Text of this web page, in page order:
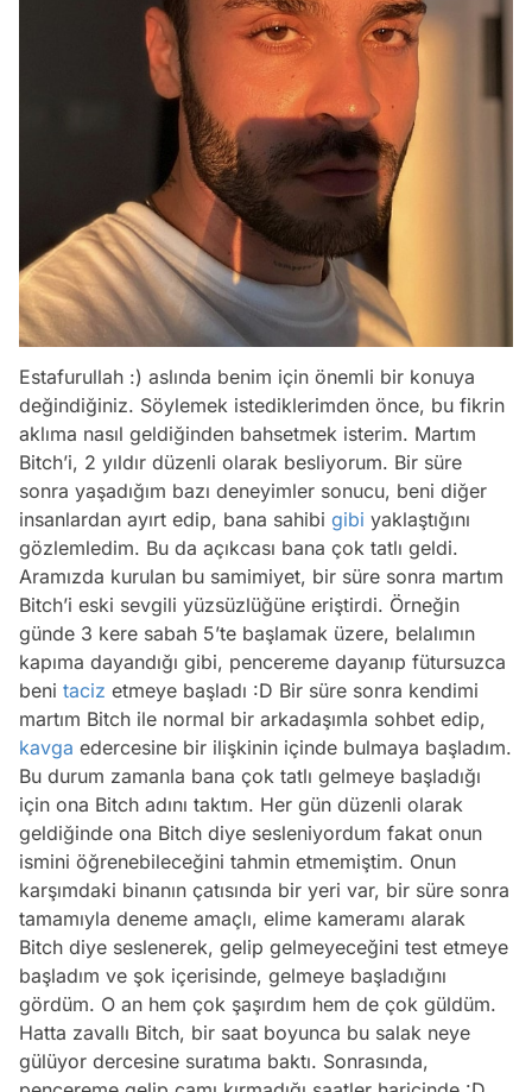
Estafurullah :) aslında benim için önemli bir konuya
değindiğiniz. Söylemek istediklerimden önce, bu fikrin
aklıma nasıl geldiğinden bahsetmek isterim. Martım
Bitch’i, 2 yıldır düzenli olarak besliyorum. Bir süre
sonra yaşadığım bazı deneyimler sonucu, beni diğer
insanlardan ayırt edip, bana sahibi gibi yaklaştığını
gözlemledim. Bu da açıkcası bana çok tatlı geldi.
Aramızda kurulan bu samimiyet, bir süre sonra martım
Bitch’i eski sevgili yüzsüzlüğüne eriştirdi. Örneğin
günde 3 kere sabah 5’te başlamak üzere, belalımın
kapıma dayandığı gibi, pencereme dayanıp fütursuzca
beni taciz etmeye başladı :D Bir süre sonra kendimi
martım Bitch ile normal bir arkadaşımla sohbet edip,
kavga edercesine bir ilişkinin içinde bulmaya başladım.
Bu durum zamanla bana çok tatlı gelmeye başladığı
için ona Bitch adını taktım. Her gün düzenli olarak
geldiğinde ona Bitch diye sesleniyordum fakat onun
ismini öğrenebileceğini tahmin etmemiştim. Onun
karşımdaki binanın çatısında bir yeri var, bir süre sonra
tamamıyla deneme amaçlı, elime kameramı alarak
Bitch diye seslenerek, gelip gelmeyeceğini test etmeye
başladım ve şok içerisinde, gelmeye başladığını
gördüm. O an hem çok şaşırdım hem de çok güldüm.
Hatta zavallı Bitch, bir saat boyunca bu salak neye
gülüyor dercesine suratıma baktı. Sonrasında,